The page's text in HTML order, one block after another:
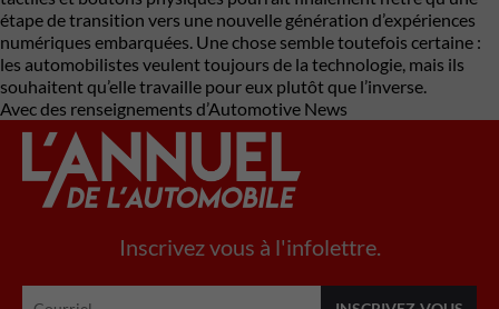
étape de transition vers une nouvelle génération d’expériences
numériques embarquées. Une chose semble toutefois certaine :
les automobilistes veulent toujours de la technologie, mais ils
souhaitent qu’elle travaille pour eux plutôt que l’inverse.
Avec des renseignements d’Automotive News
Inscrivez vous à l'infolettre.